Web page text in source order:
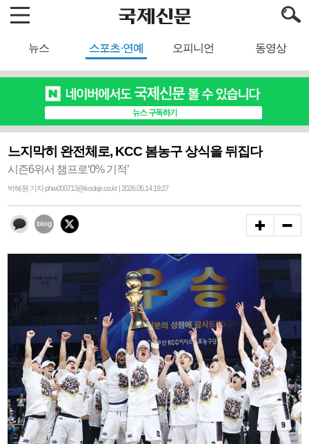
뉴스 스포츠·연예 오피니언 동영상
느지막히 완전체로, KCC 봄농구 상식을 뒤집다
시즌6위서 챔프로‘0% 기적’
박혜원 기자 phw000713@kookje.co.kr | 2026.05.14 19:27